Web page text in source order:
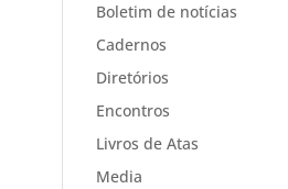
Boletim de notícias
Cadernos
Diretórios
Encontros
Livros de Atas
Media